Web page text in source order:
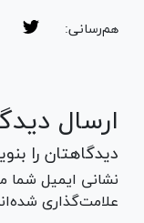
هم‌رسانی:
ارسال
دیدگاهتان را
نشانی ایمیل شما
علامت‌گذاری